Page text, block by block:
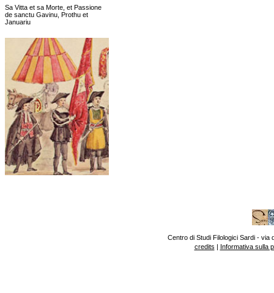
Sa Vitta et sa Morte, et Passione
de sanctu Gavinu, Prothu et
Januariu
Centro di Studi Filologici Sardi - via
credits | Informativa sulla